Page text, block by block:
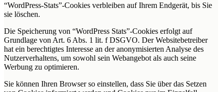
“WordPress-Stats”-Cookies verbleiben auf Ihrem Endgerät, bis Sie
sie löschen.
Die Speicherung von “WordPress Stats”-Cookies erfolgt auf
Grundlage von Art. 6 Abs. 1 lit. f DSGVO. Der Websitebetreiber
hat ein berechtigtes Interesse an der anonymisierten Analyse des
Nutzerverhaltens, um sowohl sein Webangebot als auch seine
Werbung zu optimieren.
Sie können Ihren Browser so einstellen, dass Sie über das Setzen